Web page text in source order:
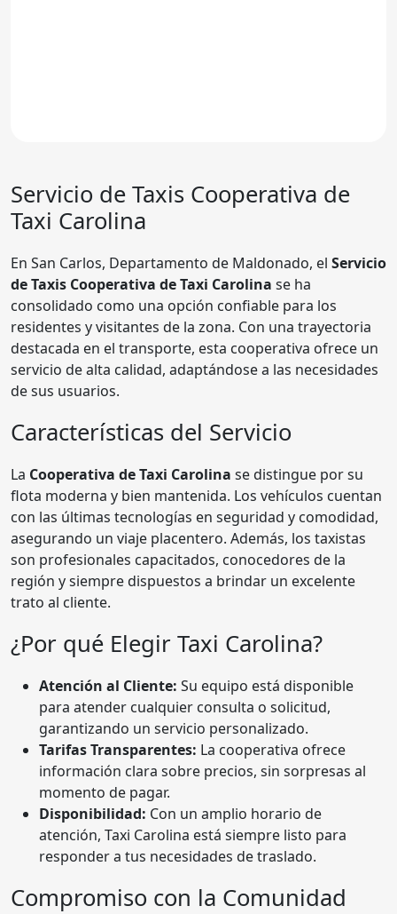
Servicio de Taxis Cooperativa de
Taxi Carolina
En San Carlos, Departamento de Maldonado, el Servicio
de Taxis Cooperativa de Taxi Carolina se ha
consolidado como una opción confiable para los
residentes y visitantes de la zona. Con una trayectoria
destacada en el transporte, esta cooperativa ofrece un
servicio de alta calidad, adaptándose a las necesidades
de sus usuarios.
Características del Servicio
La Cooperativa de Taxi Carolina se distingue por su
flota moderna y bien mantenida. Los vehículos cuentan
con las últimas tecnologías en seguridad y comodidad,
asegurando un viaje placentero. Además, los taxistas
son profesionales capacitados, conocedores de la
región y siempre dispuestos a brindar un excelente
trato al cliente.
¿Por qué Elegir Taxi Carolina?
Atención al Cliente: Su equipo está disponible
para atender cualquier consulta o solicitud,
garantizando un servicio personalizado.
Tarifas Transparentes: La cooperativa ofrece
información clara sobre precios, sin sorpresas al
momento de pagar.
Disponibilidad: Con un amplio horario de
atención, Taxi Carolina está siempre listo para
responder a tus necesidades de traslado.
Compromiso con la Comunidad